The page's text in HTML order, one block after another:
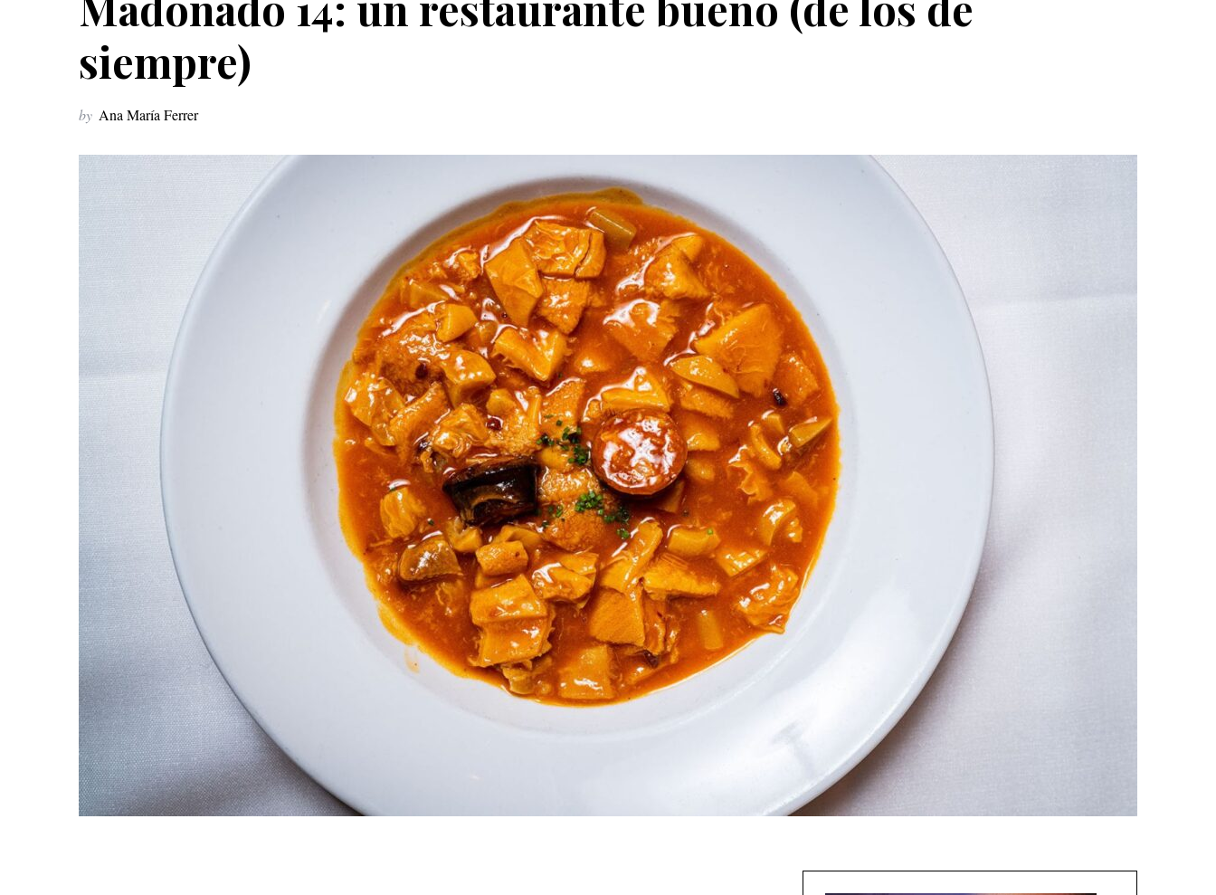
siempre)
by Ana María Ferrer